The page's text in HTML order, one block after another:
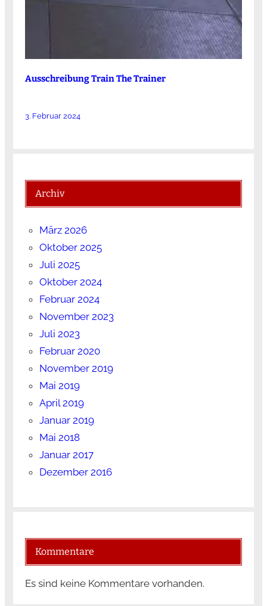
Ausschreibung Train The Trainer
3. Februar 2024
Archiv
März 2026
Oktober 2025
Juli 2025
Oktober 2024
Februar 2024
November 2023
Juli 2023
Februar 2020
November 2019
Mai 2019
April 2019
Januar 2019
Mai 2018
Januar 2017
Dezember 2016
Kommentare
Es sind keine Kommentare vorhanden.